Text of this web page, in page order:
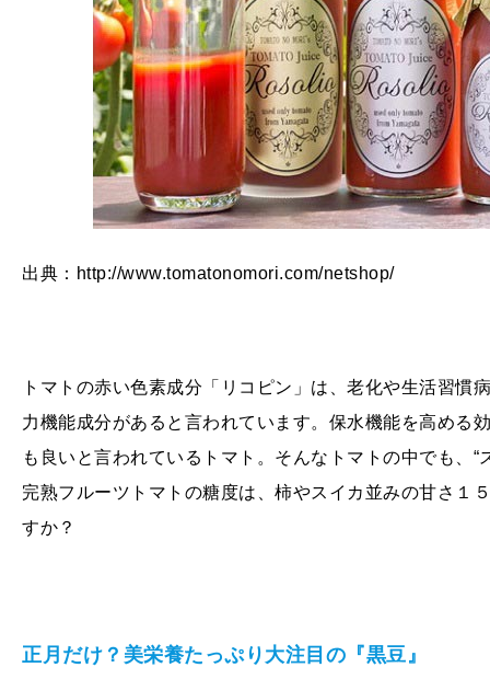
出典：http://www.tomatonomori.com/netshop/
トマトの赤い色素成分「リコピン」は、老化や生活習慣
力機能成分があると言われています。保水機能を高める
も良いと言われているトマト。そんなトマトの中でも、
完熟フルーツトマトの糖度は、柿やスイカ並みの甘さ１
すか？
正月だけ？美栄養たっぷり大注目の『黒豆』